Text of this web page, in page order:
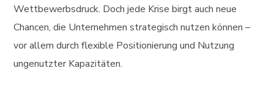
Wettbewerbsdruck. Doch jede Krise birgt auch neue
Chancen, die Unternehmen strategisch nutzen können –
vor allem durch flexible Positionierung und Nutzung
ungenutzter Kapazitäten.